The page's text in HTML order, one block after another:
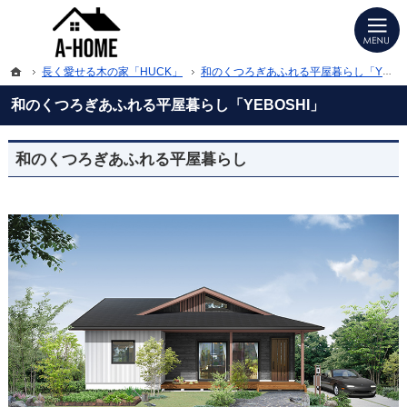
和のくつろぎあふれる平屋暮らし「YEBOSHI」
プロの目線からご提案。福岡県北九州市の注文住宅・新築戸建てを手がける工務
福岡県北九州市の新築・注文住宅・新築戸建てを手がけるらA-HOME（エーホーム
和のくつろぎあふれる平屋暮らし
ホーム
長く愛せる木の家「HUCK」 和のくつろぎあふれる平屋暮らし「YEBOSHI」